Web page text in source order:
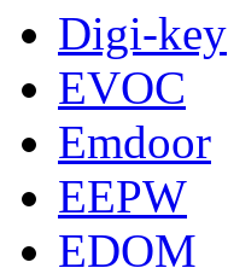
Digi-key
EVOC
Emdoor
EEPW
EDOM